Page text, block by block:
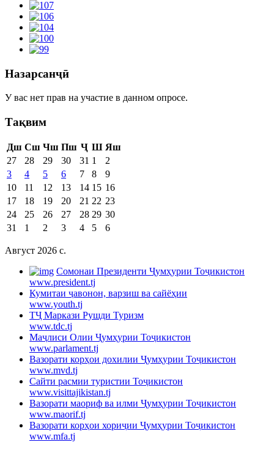
Назарсанҷӣ
У вас нет прав на участие в данном опросе.
Тақвим
Дш Сш Чш Пш Ҷ Ш Яш
27
28 29 30 31 1
2
3
4 5 6 7 8
9
10
11 12 13 14 15 16
17
18 19 20 21 22 23
24
25 26 27 28 29 30
31
1 2 3 4 5 6
Август 2026 c.
Cомонаи Президенти Ҷумҳурии Тоҷикистон
www.president.tj
Кумитаи ҷавонон, варзиш ва сайёҳии
www.youth.tj
ТҶ Маркази Рушди Туризм
www.tdc.tj
Маҷлиси Олии Ҷумҳурии Тоҷикистон
www.parlament.tj
Вазорати корҳои дохилии Ҷумҳурии Тоҷикистон
www.mvd.tj
Сайти расмии туристии Тоҷикистон
www.visittajikistan.tj
Вазорати маориф ва илми Ҷумҳурии Тоҷикистон
www.maorif.tj
Вазорати корҳои хориҷии Ҷумҳурии Тоҷикистон
www.mfa.tj